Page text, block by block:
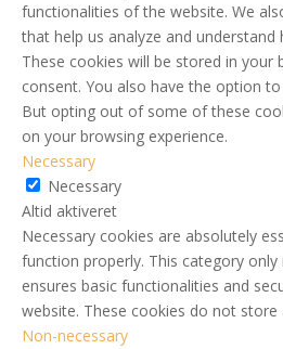
functionalities of the website. We
that help us analyze and
These cookies will be stored in your
consent. You also have the option
But opting out of some of these
on your browsing experience.
Necessary
Necessary
Altid aktiveret
Necessary cookies are absolutely
function properly. This category
ensures basic functionalities and
website. These cookies do not
Non-necessary